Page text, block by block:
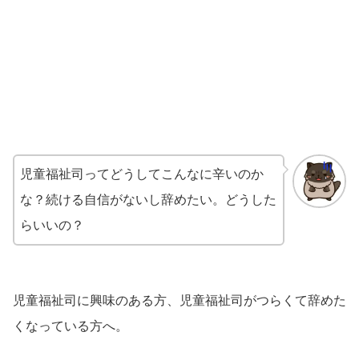
児童福祉司ってどうしてこんなに辛いのか
な？続ける自信がないし辞めたい。どうした
らいいの？
児童福祉司に興味のある方、児童福祉司がつらくて辞めた
くなっている方へ。